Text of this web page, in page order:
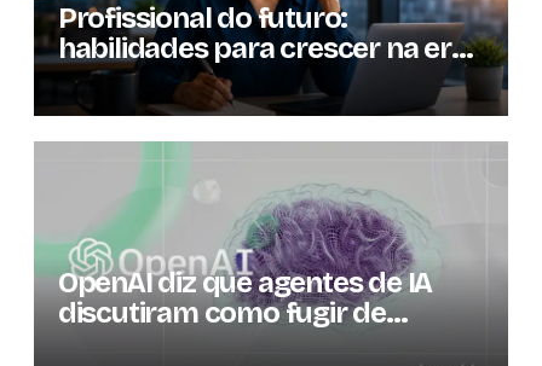
Profissional do futuro:
habilidades para crescer na era
da inteligência artificial
OpenAI diz que agentes de IA
discutiram como fugir de